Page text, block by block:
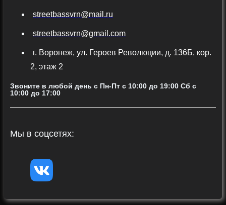
streetbassvrn@mail.ru
streetbassvrn@gmail.com
г. Воронеж, ул. Героев Революции, д. 136Б, кор.
2, этаж 2
Звоните в любой день с Пн-Пт c 10:00 до 19:00 Сб с
10:00 до 17:00
Мы в соцсетях: